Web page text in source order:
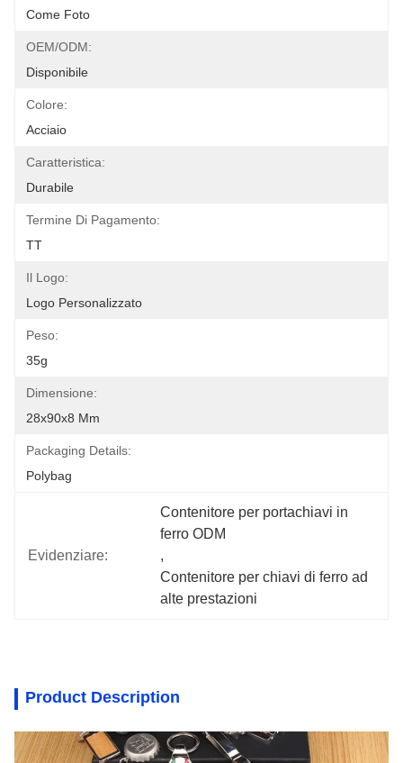
Come Foto
OEM/ODM:
Disponibile
Colore:
Acciaio
Caratteristica:
Durabile
Termine Di Pagamento:
TT
Il Logo:
Logo Personalizzato
Peso:
35g
Dimensione:
28x90x8 Mm
Packaging Details:
Polybag
Evidenziare:
Contenitore per portachiavi in
ferro ODM
,
Contenitore per chiavi di ferro ad
alte prestazioni
Product Description